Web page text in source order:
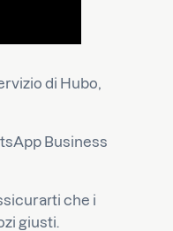
di Hubo,
Business
che i
giusti.